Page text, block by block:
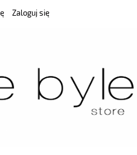
Zaloguj się